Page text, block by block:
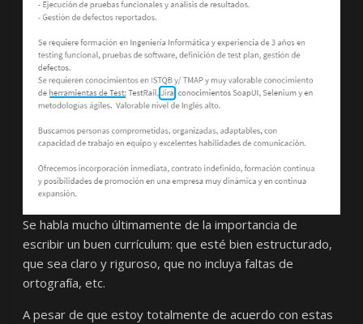
Se habla mucho últimamente de la importancia de
escribir un buen currículum: que esté bien estructurado,
que sea claro y riguroso, que no incluya faltas de
ortografía, etc.
A pesar de que estoy totalmente de acuerdo con estas